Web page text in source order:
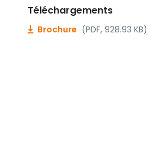
Téléchargements
Brochure (PDF, 928.93 KB)